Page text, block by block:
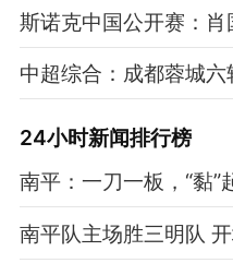
斯诺克中国公开赛：
中超综合：成都蓉城
24小时新闻排行榜
南平：一刀一板，“黏”
南平队主场胜三明队